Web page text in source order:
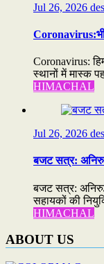
Jul 26, 2026
Coronavirus:
स्थानों में मास्क
HIMACHAL
Jul 26, 2026
बजट सत्र:
बजट सत्र:
सहायकों की
HIMACHAL
ABOUT US